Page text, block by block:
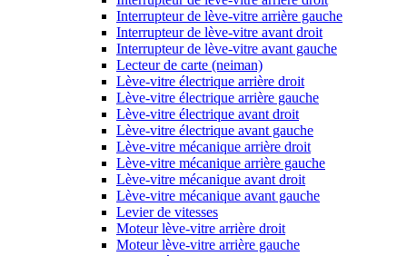
Interrupteur de lève-vitre arrière gauche
Interrupteur de lève-vitre avant droit
Interrupteur de lève-vitre avant gauche
Lecteur de carte (neiman)
Lève-vitre électrique arrière droit
Lève-vitre électrique arrière gauche
Lève-vitre électrique avant droit
Lève-vitre électrique avant gauche
Lève-vitre mécanique arrière droit
Lève-vitre mécanique arrière gauche
Lève-vitre mécanique avant droit
Lève-vitre mécanique avant gauche
Levier de vitesses
Moteur lève-vitre arrière droit
Moteur lève-vitre arrière gauche